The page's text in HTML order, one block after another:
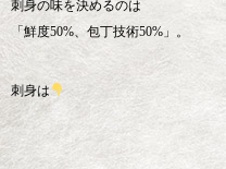
刺身の味を決めるのは
「鮮度50%、包丁技術50%」。
刺身は